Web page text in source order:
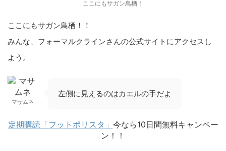
ここにもサガン鳥栖！
ここにもサガン鳥栖！！
みんな、フォーマルクラインさんの公式サイトにアクセスし
よう。
マサムネ
左側に見えるのはカエルの手だよ
定期購読「フットポリスタ」 今なら10日間無料キャンペー
ン！！